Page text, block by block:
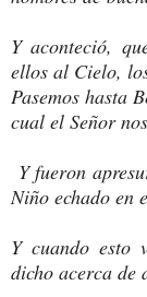
Y aconteció,
ellos al Cielo,
Pasemos hasta
cual el Señor
Y fueron
Niño echado en
Y cuando esto
dicho acerca de